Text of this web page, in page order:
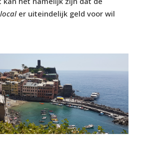
localer uiteindelijk geld voor wil